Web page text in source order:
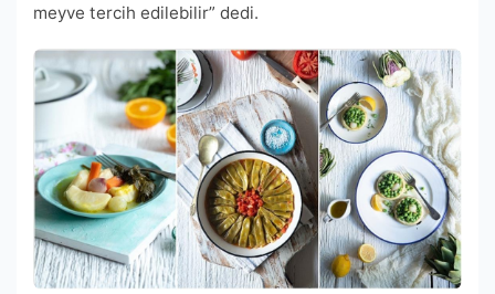
meyve tercih edilebilir” dedi.